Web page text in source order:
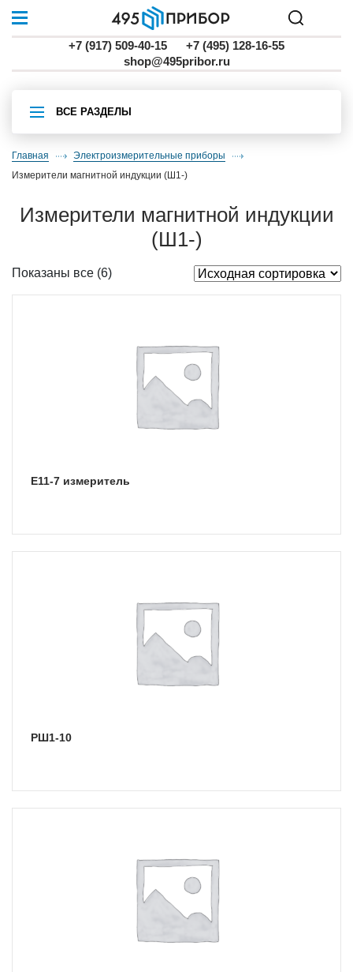
+7 (917) 509-40-15
+7 (495) 128-16-55
shop@495pribor.ru
ВСЕ РАЗДЕЛЫ
Главная
Электроизмерительные приборы
измерители магнитной индукции (Ш1-)
измерители магнитной индукции
(Ш1-)
Показаны все (6)
Е11-7 измеритель
РШ1-10